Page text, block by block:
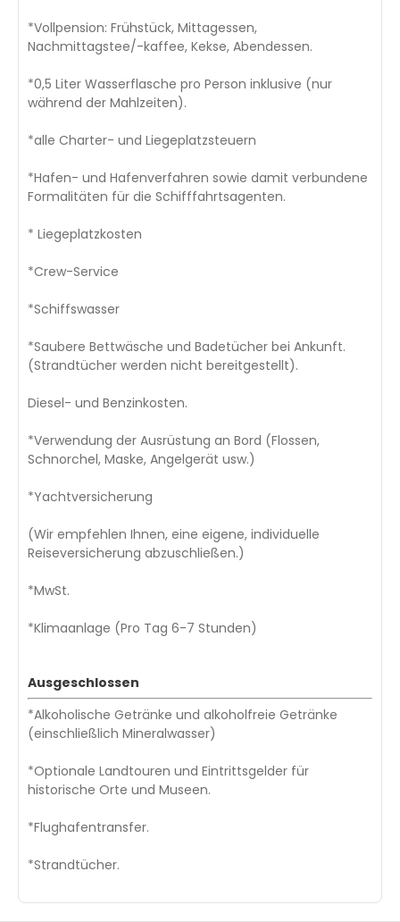
*Vollpension: Frühstück, Mittagessen,
Nachmittagstee/-kaffee, Kekse, Abendessen.
*0,5 Liter Wasserflasche pro Person inklusive (nur
während der Mahlzeiten).
*alle Charter- und Liegeplatzsteuern
*Hafen- und Hafenverfahren sowie damit verbundene
Formalitäten für die Schifffahrtsagenten.
* Liegeplatzkosten
*Crew-Service
*Schiffswasser
*Saubere Bettwäsche und Badetücher bei Ankunft.
(Strandtücher werden nicht bereitgestellt).
Diesel- und Benzinkosten.
*Verwendung der Ausrüstung an Bord (Flossen,
Schnorchel, Maske, Angelgerät usw.)
*Yachtversicherung
(Wir empfehlen Ihnen, eine eigene, individuelle
Reiseversicherung abzuschließen.)
*MwSt.
*Klimaanlage (Pro Tag 6-7 Stunden)
Ausgeschlossen
*Alkoholische Getränke und alkoholfreie Getränke
(einschließlich Mineralwasser)
*Optionale Landtouren und Eintrittsgelder für
historische Orte und Museen.
*Flughafentransfer.
*Strandtücher.